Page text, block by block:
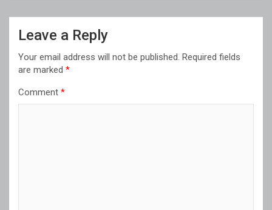
Leave a Reply
Your email address will not be published. Required fields
are marked *
Comment *